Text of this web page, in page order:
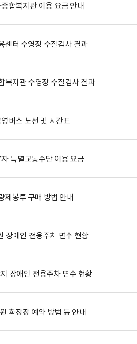
합복지관 이용 요금 안내
센터 수영장 수질검사 결과
복지관 수영장 수질검사 결과
영버스 노선 및 시간표
특별교통수단 이용 요금
제봉투 구매 방법 안내
장애인 전용주차 면수 현황
장애인 전용주차 면수 현황
화장장 예약 방법 등 안내